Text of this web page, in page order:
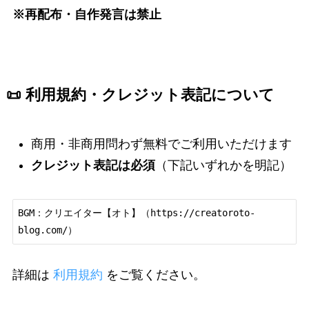
※再配布・自作発言は禁止
📜 利用規約・クレジット表記について
商用・非商用問わず無料でご利用いただけます
クレジット表記は必須（下記いずれかを明記）
BGM：クリエイター【オト】（https://creatoroto-
blog.com/）
詳細は 利用規約 をご覧ください。